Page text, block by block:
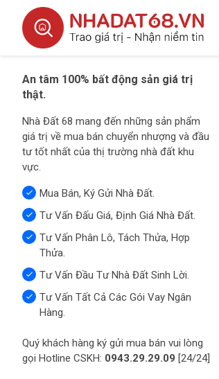
An tâm 100% bất động sản giá trị
thật.
Nhà Đất 68 mang đến những sản phẩm
giá trị về mua bán chuyển nhượng và đầu
tư tốt nhất của thị trường nhà đất khu
vực.
Mua Bán, Ký Gửi Nhà Đất.
Tư Vấn Đấu Giá, Định Giá Nhà Đất.
Tư Vấn Phân Lô, Tách Thửa, Hợp
Thửa.
Tư Vấn Đầu Tư Nhà Đất Sinh Lời.
Tư Vấn Tất Cả Các Gói Vay Ngân
Hàng.
Quý khách hàng ký gửi mua bán vui lòng
gọi Hotline CSKH: 0943.29.29.09 [24/24]